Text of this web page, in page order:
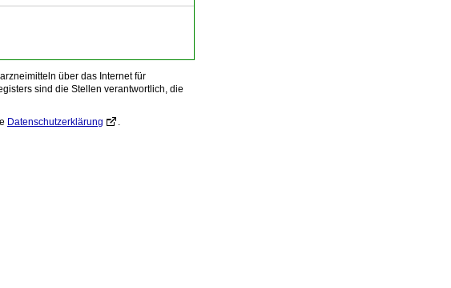
über das Internet für
sind die Stellen verantwortlich, die
Datenschutzerklärung .